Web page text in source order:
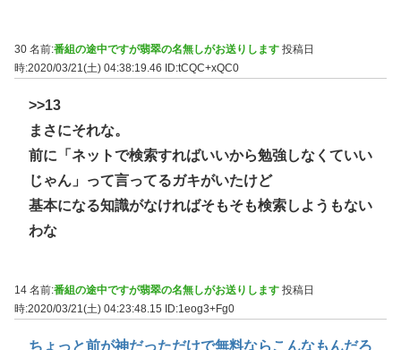
30 名前:番組の途中ですが翡翠の名無しがお送りします 投稿日
時:2020/03/21(土) 04:38:19.46
ID:tCQC+xQC0
>>13
まさにそれな。
前に「ネットで検索すればいいから勉強しなくていい
じゃん」って言ってるガキがいたけど
基本になる知識がなければそもそも検索しようもない
わな
14 名前:番組の途中ですが翡翠の名無しがお送りします 投稿日
時:2020/03/21(土) 04:23:48.15 ID:1eog3+Fg0
ちょっと前が神だっただけで無料ならこんなもんだろ